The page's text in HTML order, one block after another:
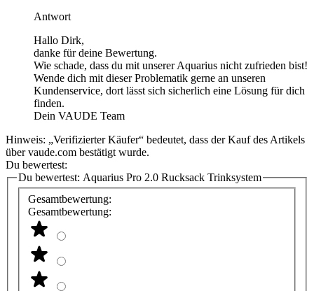
Antwort
Hallo Dirk,
danke für deine Bewertung.
Wie schade, dass du mit unserer Aquarius nicht zufrieden bist!
Wende dich mit dieser Problematik gerne an unseren
Kundenservice, dort lässt sich sicherlich eine Lösung für dich
finden.
Dein VAUDE Team
Hinweis: „Verifizierter Käufer“ bedeutet, dass der Kauf des Artikels
über vaude.com bestätigt wurde.
Du bewertest:
Du bewertest: Aquarius Pro 2.0 Rucksack Trinksystem
Gesamtbewertung:
Gesamtbewertung: